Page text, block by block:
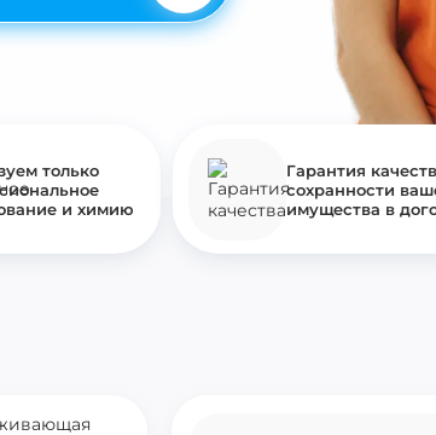
только
и химию
Гарантия
сохранности
имущества в